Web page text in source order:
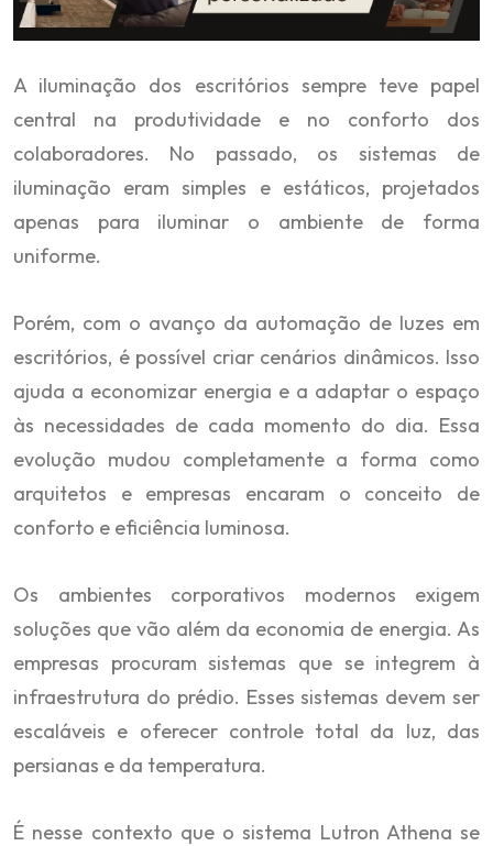
A iluminação dos escritórios sempre teve papel
central na produtividade e no conforto dos
colaboradores. No passado, os sistemas de
iluminação eram simples e estáticos, projetados
apenas para iluminar o ambiente de forma
uniforme.
Porém, com o avanço da automação de luzes em
escritórios, é possível criar cenários dinâmicos. Isso
ajuda a economizar energia e a adaptar o espaço
às necessidades de cada momento do dia. Essa
evolução mudou completamente a forma como
arquitetos e empresas encaram o conceito de
conforto e eficiência luminosa.
Os ambientes corporativos modernos exigem
soluções que vão além da economia de energia. As
empresas procuram sistemas que se integrem à
infraestrutura do prédio. Esses sistemas devem ser
escaláveis e oferecer controle total da luz, das
persianas e da temperatura.
É nesse contexto que o sistema Lutron Athena se